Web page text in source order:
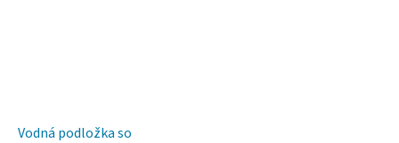
Vodná podložka so